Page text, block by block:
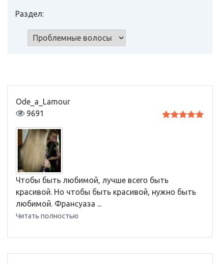
Раздел:
Ode_a_Lamour
9691
Чтобы быть любимой, лучше всего быть
красивой. Но чтобы быть красивой, нужно быть
любимой. Франсуаза ...
Читать полностью